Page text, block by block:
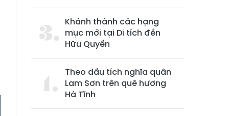
Khánh thành các hạng
mục mới tại Di tích đền
Hữu Quyền
Theo dấu tích nghĩa quân
Lam Sơn trên quê hương
Hà Tĩnh